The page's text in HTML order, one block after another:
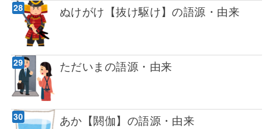
ぬけがけ【抜け駆け】の語源・由来
ただいまの語源・由来
あか【閼伽】の語源・由来